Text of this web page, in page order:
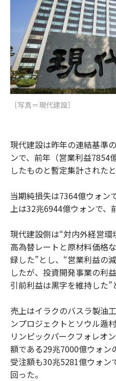
［写真＝現代建設］
現代建設は昨年の連結基準
ンで、前年（営業利益7854
したものと暫定集計された
当期純損失は7364億ウォン
上は32兆6944億ウォンで、
現代建設側は“対内外経営環
高為替レートと原材料価格
録した”とし、“営業利益の
したが、投資開発事業の利
引前利益は黒字を維持した”
売上はイラクのバスラ製油
ンプロジェクトとソウル遁
リンピックパークフォレオ
額である29兆7000億ウォン
受注額も30兆5281億ウォン
回った。